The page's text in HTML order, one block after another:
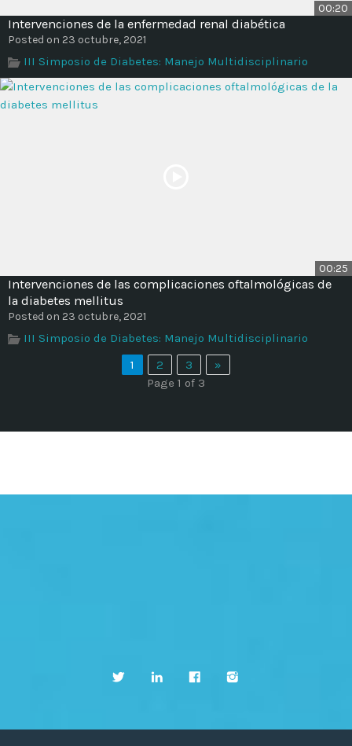
00:20
Intervenciones de la enfermedad renal diabética
Posted on 23 octubre, 2021
III Simposio de Diabetes: Manejo Multidisciplinario
00:25
Intervenciones de las complicaciones oftalmológicas de
la diabetes mellitus
Posted on 23 octubre, 2021
III Simposio de Diabetes: Manejo Multidisciplinario
1
2 3
»
Page 1 of 3